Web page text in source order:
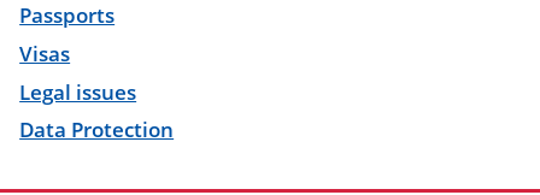
Passports
Visas
Legal issues
Data Protection